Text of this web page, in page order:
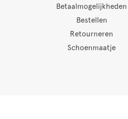
Betaalmogelijkheden
Bestellen
Retourneren
Schoenmaatje